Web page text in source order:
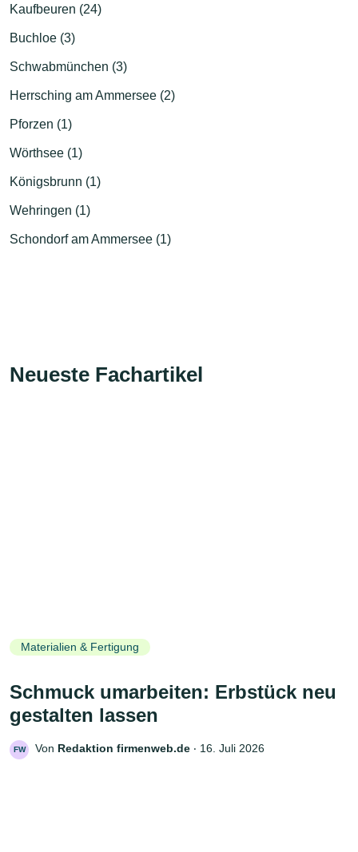
Kaufbeuren (24)
Buchloe (3)
Schwabmünchen (3)
Herrsching am Ammersee (2)
Pforzen (1)
Wörthsee (1)
Königsbrunn (1)
Wehringen (1)
Schondorf am Ammersee (1)
Neueste Fachartikel
Materialien & Fertigung
Schmuck umarbeiten: Erbstück neu
gestalten lassen
FW Von Redaktion firmenweb.de ‧ 16. Juli 2026